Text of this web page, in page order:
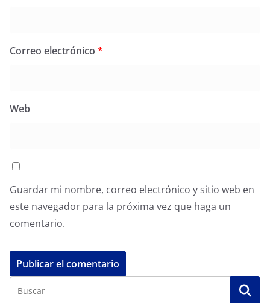
Correo electrónico *
Web
Guardar mi nombre, correo electrónico y sitio web en
este navegador para la próxima vez que haga un
comentario.